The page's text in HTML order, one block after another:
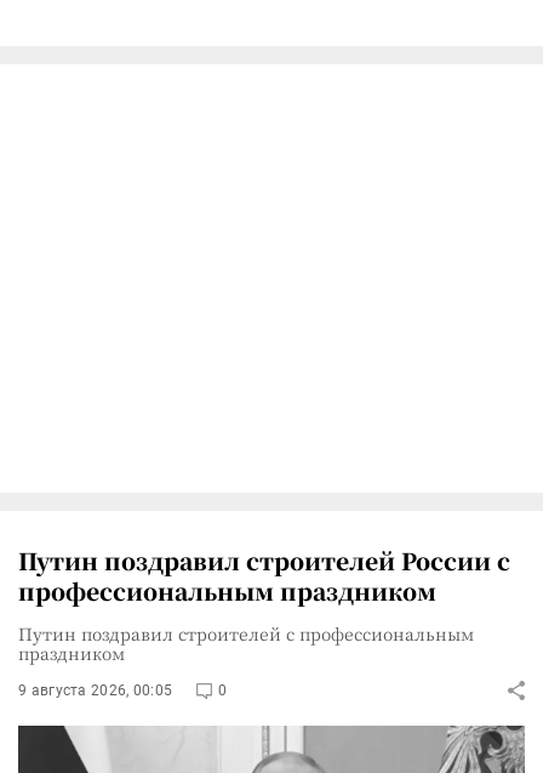
Путин поздравил строителей России с
профессиональным праздником
Путин поздравил строителей с профессиональным
праздником
9 августа 2026, 00:05 0